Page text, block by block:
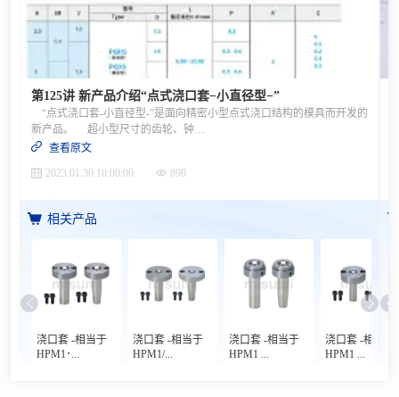
第125讲 新产品介绍“点式浇口套−小直径型−”
“点式浇口套-小直径型-”是面向精密小型点式浇口结构的模具而开发的
新产品。 超小型尺寸的齿轮、钟表零件、电子零件、精密机械零件等，如果不将浇口套外径尺寸控制在φ2mm以下，则不能安装到模具上的事例越来越多。 推测其背景是受到了成形品小型化、薄壁化、轻量化等趋势的影响。 现在开发的浇口套采用了台阶型结构，前端部分的外径尺寸分为φ1.5、φ1.6、φ1.8等3种类型。 最小直径为φ1.5mm，因此也可安装在规格非常小的型腔上。 浇口前端直径可从φ0.3、φ0.4、φ0.5中进行选择（因种类不同有所限制） 材质如下。 ・ PGHS型 SKH51（59〜61HRC） ・ PGKS型 高硬度镍合金（58〜62HRC） ・ PGES型 镍合金（内面55〜60HRC） 镍合金材料采用电铸制造，流道部分的内面粗糙度非常细密，因此流道脱模时的阻力非常小。 高硬度镍合金制成品的硬度更高，适用于含玻璃纤维的工程塑料及聚碳酸酯树脂等。 本公司独立制作类似小型规格的浇口套时，需要花费很多的机械加工时间和抛光精加工时间，因此通过采用实现标准化的该浇口套，可降低模具成本。
查看原文
2023.01.30 10:00:00
898
相关产品
浇口套 -相当于
HPM1･...
浇口套 -相当于
HPM1/...
浇口套 -相当于
HPM1 ...
浇口套 -相当于
HPM1 ...